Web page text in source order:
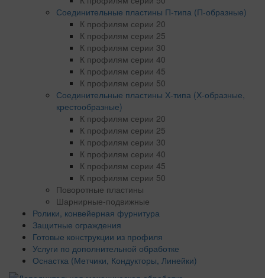
Соединительные пластины П-типа (П-образные)
К профилям серии 20
К профилям серии 25
К профилям серии 30
К профилям серии 40
К профилям серии 45
К профилям серии 50
Соединительные пластины Х-типа (Х-образные,
крестообразные)
К профилям серии 20
К профилям серии 25
К профилям серии 30
К профилям серии 40
К профилям серии 45
К профилям серии 50
Поворотные пластины
Шарнирные-подвижные
Ролики, конвейерная фурнитура
Защитные ограждения
Готовые конструкции из профиля
Услуги по дополнительной обработке
Оснастка (Метчики, Кондукторы, Линейки)